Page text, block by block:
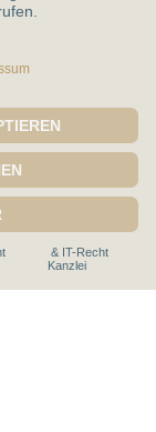
90
19 005